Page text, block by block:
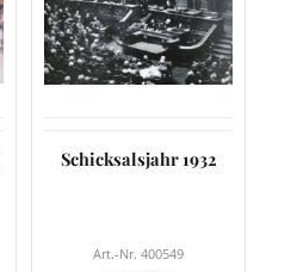
Schicksalsjahr 1932
Art.-Nr. 400549